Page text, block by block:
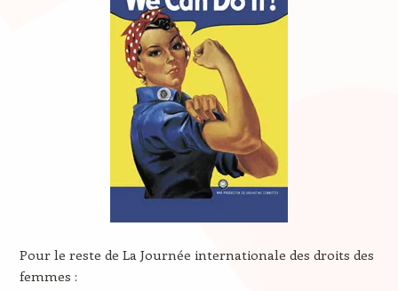
Pour le reste de La Journée internationale des droits des
femmes :